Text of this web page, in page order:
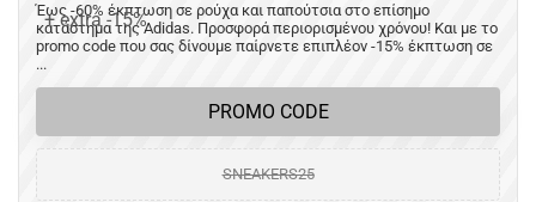
Έως -60% έκπτωση σε ρούχα και παπούτσια στο επίσημο
κατάστημα της Adidas. Προσφορά περιορισμένου χρόνου! Και με το
promo code που σας δίνουμε παίρνετε επιπλέον -15% έκπτωση σε
...
PROMO CODE
SNEAKERS25